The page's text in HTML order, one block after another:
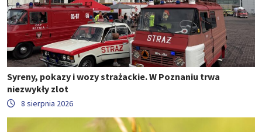
Syreny, pokazy i wozy strażackie. W Poznaniu trwa
niezwykły zlot
8 sierpnia 2026